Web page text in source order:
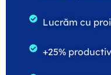
Lucrăm cu
+25%